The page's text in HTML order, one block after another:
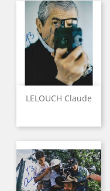
LELOUCH Claude